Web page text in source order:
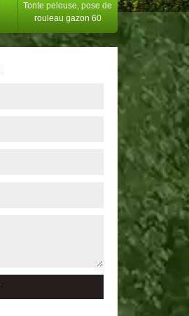
Tonte pelouse, pose de
rouleau gazon 60